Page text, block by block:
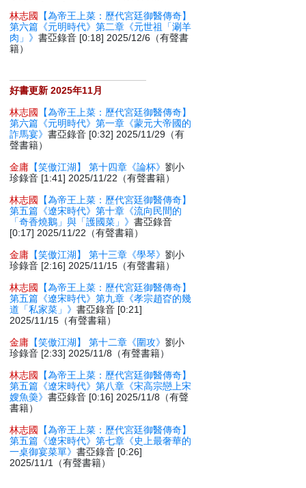
林志國
【為帝王上菜：歷代宮廷御醫傳奇】
第六篇《元明時代》第二章《元世祖「涮羊
肉」》書亞錄音 [0:18] 2025/12/6（有聲書
籍）
好書更新 2025年11月
林志國
【為帝王上菜：歷代宮廷御醫傳奇】
第六篇《元明時代》第一章《蒙元大帝國的
詐馬宴》書亞錄音 [0:32] 2025/11/29（有
聲書籍）
金庸 【笑傲江湖】 第十四章《論杯》劉小
珍錄音 [1:41] 2025/11/22（有聲書籍）
林志國
【為帝王上菜：歷代宮廷御醫傳奇】
第五篇《遼宋時代》第十章《流向民間的
「奇香燒鵝」與「護國菜」》書亞錄音
[0:17] 2025/11/22（有聲書籍）
金庸 【笑傲江湖】 第十三章《學琴》劉小
珍錄音 [2:16] 2025/11/15（有聲書籍）
林志國
【為帝王上菜：歷代宮廷御醫傳奇】
第五篇《遼宋時代》第九章《孝宗趙昚的幾
道「私家菜」》書亞錄音 [0:21]
2025/11/15（有聲書籍）
金庸 【笑傲江湖】 第十二章《圍攻》劉小
珍錄音 [2:33] 2025/11/8（有聲書籍）
林志國
【為帝王上菜：歷代宮廷御醫傳奇】
第五篇《遼宋時代》第八章《宋高宗戀上宋
嫂魚羮》書亞錄音 [0:16] 2025/11/8（有聲
書籍）
林志國
【為帝王上菜：歷代宮廷御醫傳奇】
第五篇《遼宋時代》第七章《史上最奢華的
一桌御宴菜單》書亞錄音 [0:26]
2025/11/1（有聲書籍）